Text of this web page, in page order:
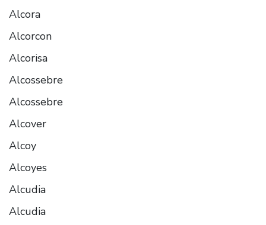
Alcora
Alcorcon
Alcorisa
Alcossebre
Alcossebre
Alcover
Alcoy
Alcoyes
Alcudia
Alcudia